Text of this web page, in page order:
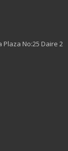
No:25 Daire 2